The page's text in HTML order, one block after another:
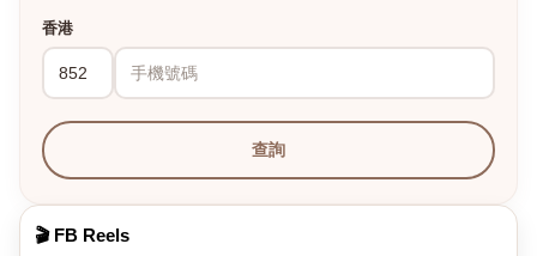
香港
查詢
🎬 FB Reels